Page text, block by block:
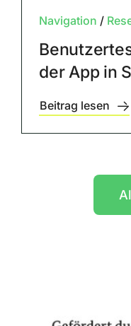
Navigation /
der App in
Beitrag lesen